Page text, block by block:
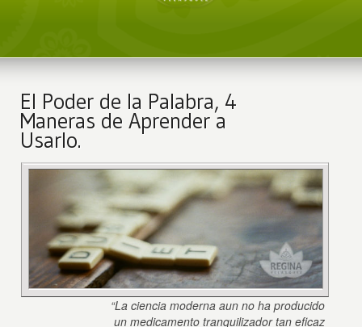
El Poder de la Palabra, 4
Maneras de Aprender a
Usarlo.
“La ciencia moderna aun no ha producido
un medicamento tranquilizador tan eficaz